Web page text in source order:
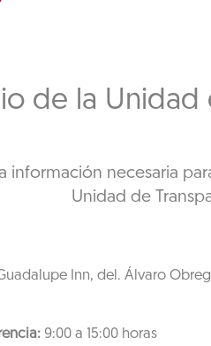
de la Unidad
información necesaria
Unidad de
Inn, del. Álvaro
9:00 a 15:00 horas